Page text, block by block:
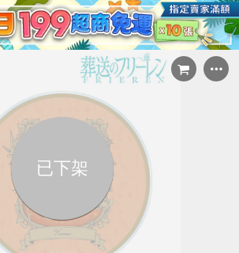
已下架